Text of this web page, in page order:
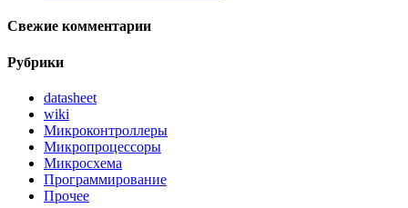
Свежие комментарии
Рубрики
datasheet
wiki
Микроконтроллеры
Микропроцессоры
Микросхема
Программирование
Прочее